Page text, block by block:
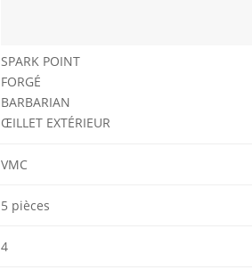
SPARK POINT
FORGÉ
BARBARIAN
ŒILLET EXTÉRIEUR
VMC
5 pièces
4